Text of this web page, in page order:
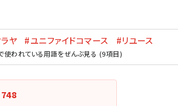
ヤ #ユニファイドコマース
#リユース
748